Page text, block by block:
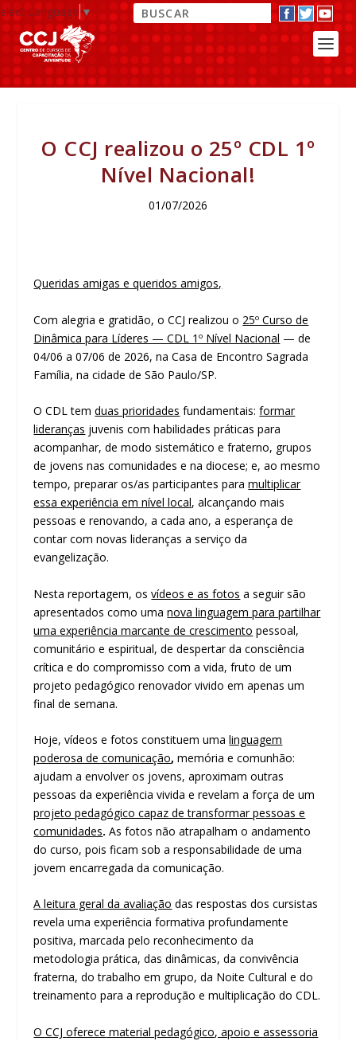
Language▼
O CCJ realizou o 25º CDL 1º
Nível Nacional!
01/07/2026
Queridas amigas e queridos amigos,
Com alegria e gratidão, o CCJ realizou o 25º Curso de
Dinâmica para Líderes — CDL 1º Nível Nacional — de
04/06 a 07/06 de 2026, na Casa de Encontro Sagrada
Família, na cidade de São Paulo/SP.
O CDL temduas prioridades fundamentais:formar
lideranças juvenis com habilidades práticas para
acompanhar, de modo sistemático e fraterno, grupos
de jovens nas comunidades e na diocese; e, ao mesmo
tempo, preparar os/as participantes paramultiplicar
essa experiência em nível local, alcançando mais
pessoas e renovando, a cada ano, a esperança de
contar com novas lideranças a serviço da
evangelização.
Nesta reportagem, osvídeos e as fotos a seguir são
apresentados como umanova linguagem para partilhar
uma experiência marcante de crescimento pessoal,
comunitário e espiritual, de despertar da consciência
crítica e do compromisso com a vida, fruto de um
projeto pedagógico renovador vivido em apenas um
final de semana.
Hoje, vídeos e fotos constituem umalinguagem
poderosa de comunicação,memória e comunhão:
ajudam a envolver os jovens, aproximam outras
pessoas da experiência vivida e revelam a força de um
projeto pedagógico capaz de transformar pessoas e
comunidades. As fotos não atrapalham o andamento
do curso, pois ficam sob a responsabilidade de uma
jovem encarregada da comunicação.
A leitura geral da avaliação das respostas dos cursistas
revela uma experiência formativa profundamente
positiva, marcada pelo reconhecimento da
metodologia prática, das dinâmicas, da convivência
fraterna, do trabalho em grupo, da Noite Cultural e do
treinamento para a reprodução e multiplicação do CDL.
O CCJoferece material pedagógico, apoio e assessoria